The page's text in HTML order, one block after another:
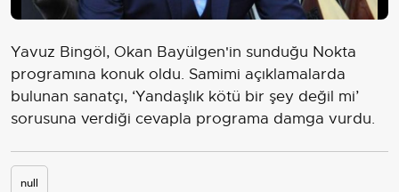
Yavuz Bingöl, Okan Bayülgen'in sunduğu Nokta
programına konuk oldu. Samimi açıklamalarda
bulunan sanatçı, ‘Yandaşlık kötü bir şey değil mi’
sorusuna verdiği cevapla programa damga vurdu.
null